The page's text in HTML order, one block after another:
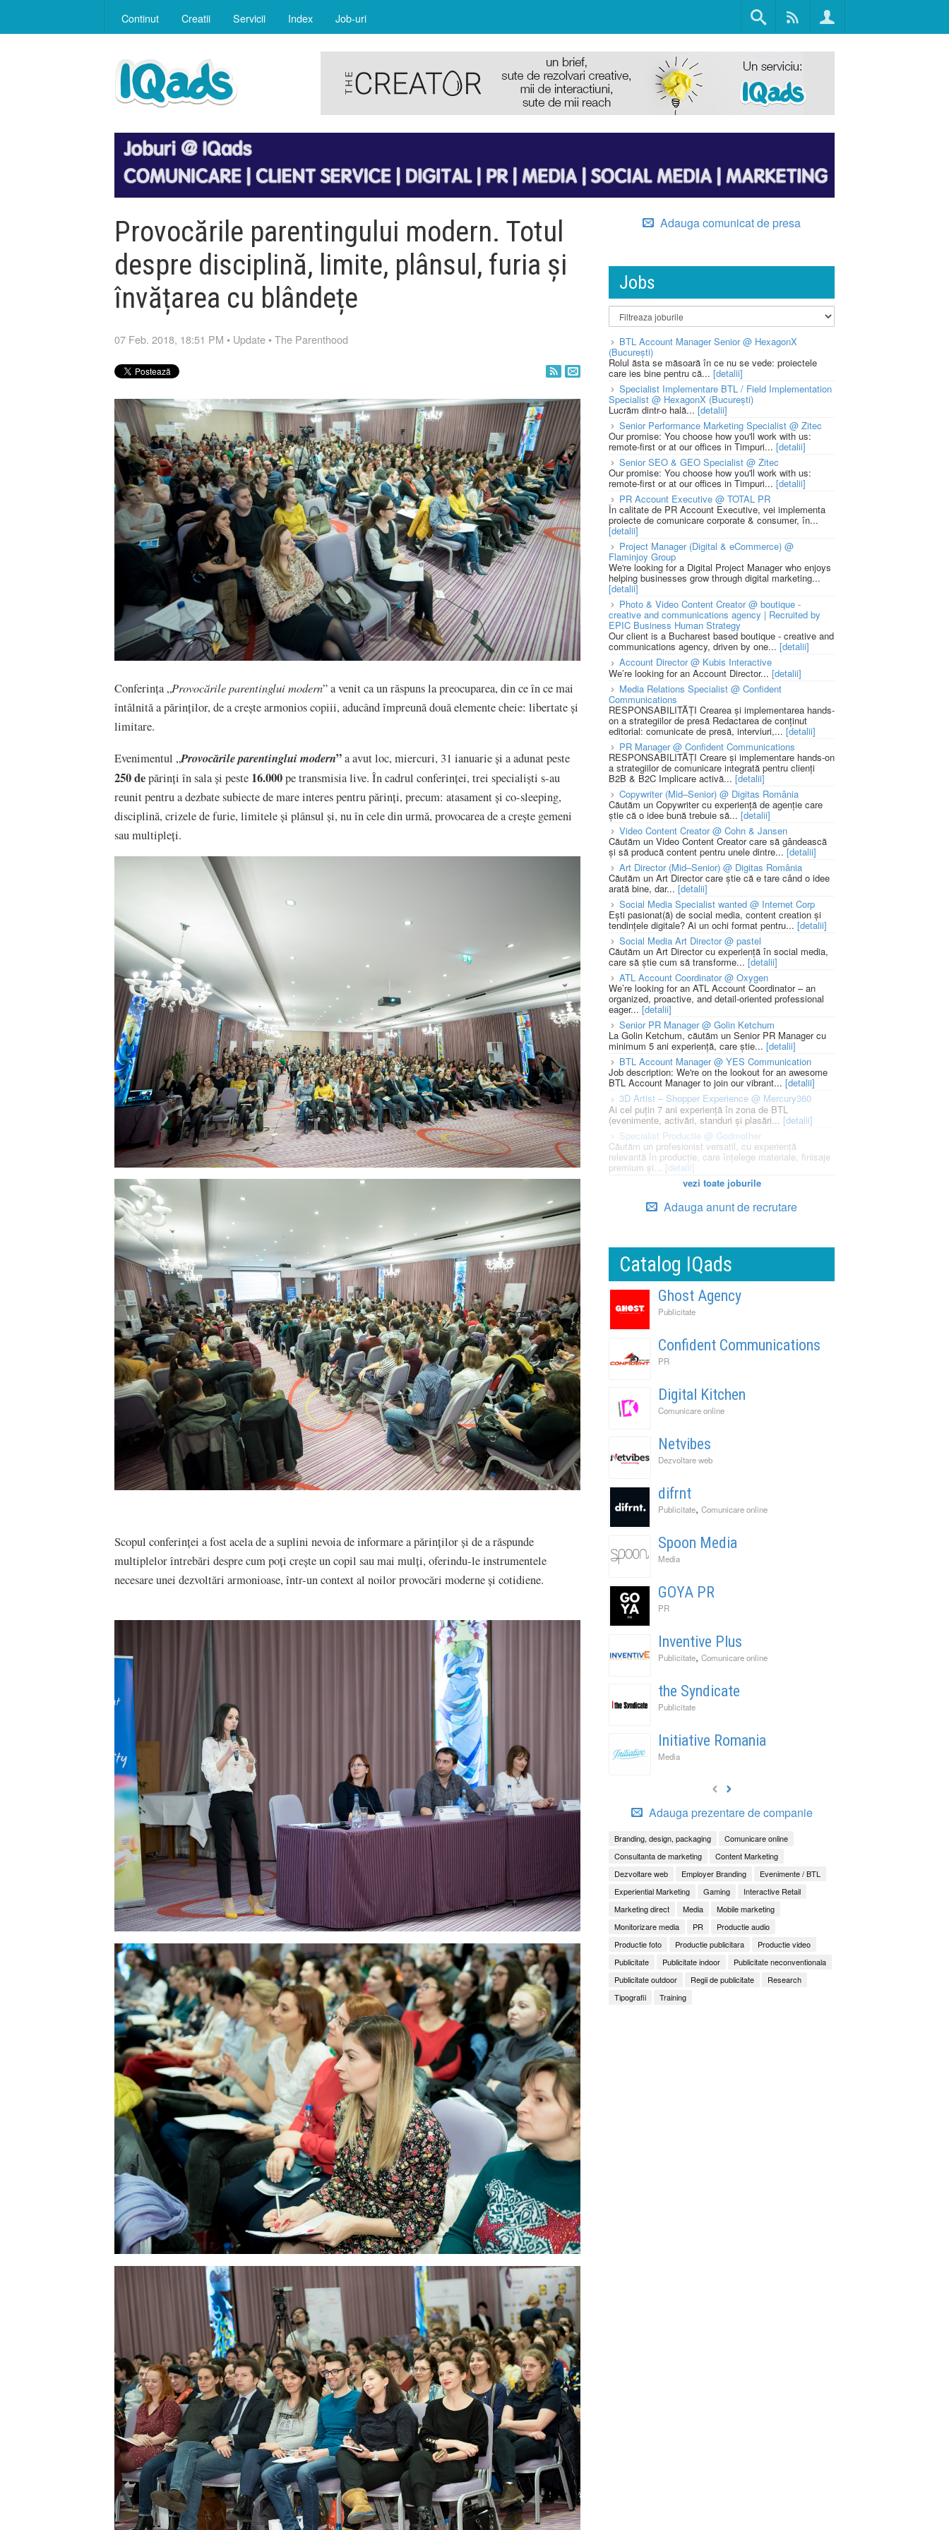
Continut Creatii Servicii Index Job-uri
Provocările parentingului modern. Totul
despre disciplină, limite, plânsul, furia și
învățarea cu blândețe
07 Feb. 2018, 18:51 PM • Update •The Parenthood
Conferința „Provocările parentinglui modern” a venit ca un răspuns la preocuparea, din ce în ce mai
întâlnită a părinților, de a crește armonios copiii, aducând împreună două elemente cheie: libertate și
limitare.
Evenimentul „Provocările parentinglui modern”a avut loc, miercuri, 31 ianuarie și a adunat peste
250 depărinți în sala și peste 16.000pe transmisia live. În cadrul conferinței, trei specialiști s-au
reunit pentru a dezbate subiecte de mare interes pentru părinți, precum: atasament și co-sleeping,
disciplină, crizele de furie, limitele și plânsul și, nu în cele din urmă, provocarea de a crește gemeni
sau multipleți.
Scopul conferinței a fost acela de a suplini nevoia de informare a părinților și de a răspunde
multiplelor întrebări despre cum poți crește un copil sau mai mulți, oferindu-le instrumentele
necesare unei dezvoltări armonioase, într-un context al noilor provocări moderne și cotidiene.
Adauga comunicat de presa
Jobs
BTL Account Manager Senior @ HexagonX
(București)
Rolul ăsta se măsoară în ce nu se vede: proiectele
care ies bine pentru că... [detalii]
Specialist Implementare BTL / Field Implementation
Specialist @ HexagonX (București)
Lucrăm dintr-o hală... [detalii]
Senior Performance Marketing Specialist @ Zitec
Our promise: You choose how you'll work with us:
remote-first or at our offices in Timpuri... [detalii]
Senior SEO & GEO Specialist @ Zitec
Our promise: You choose how you'll work with us:
remote-first or at our offices in Timpuri... [detalii]
PR Account Executive @ TOTAL PR
În calitate de PR Account Executive, vei implementa
proiecte de comunicare corporate & consumer, în...
[detalii]
Project Manager (Digital & eCommerce) @
Flaminjoy Group
We're looking for a Digital Project Manager who enjoys
helping businesses grow through digital marketing...
[detalii]
Photo & Video Content Creator @ boutique -
creative and communications agency | Recruited by
EPIC Business Human Strategy
Our client is a Bucharest based boutique - creative and
communications agency, driven by one... [detalii]
Account Director @ Kubis Interactive
We’re looking for an Account Director... [detalii]
Media Relations Specialist @ Confident
Communications
RESPONSABILITĂȚI Crearea și implementarea hands-
on a strategiilor de presă Redactarea de conținut
editorial: comunicate de presă, interviuri,... [detalii]
PR Manager @ Confident Communications
RESPONSABILITĂȚI Creare și implementare hands-on
a strategiilor de comunicare integrată pentru clienți
B2B & B2C Implicare activă... [detalii]
Copywriter (Mid–Senior) @ Digitas România
Căutăm un Copywriter cu experiență de agenție care
știe că o idee bună trebuie să... [detalii]
Video Content Creator @ Cohn & Jansen
Căutăm un Video Content Creator care să gândească
și să producă content pentru unele dintre...[detalii]
Art Director (Mid–Senior) @ Digitas România
Căutăm un Art Director care știe că e tare când o idee
arată bine, dar... [detalii]
Social Media Specialist wanted @ Internet Corp
Ești pasionat(ă) de social media, content creation și
tendințele digitale? Ai un ochi format pentru... [detalii]
Social Media Art Director @ pastel
Căutăm un Art Director cu experiență în social media,
care să știe cum să transforme... [detalii]
ATL Account Coordinator @ Oxygen
We’re looking for an ATL Account Coordinator – an
organized, proactive, and detail-oriented professional
eager... [detalii]
Senior PR Manager @ Golin Ketchum
La Golin Ketchum, căutăm un Senior PR Manager cu
minimum 5 ani experiență, care știe... [detalii]
BTL Account Manager @ YES Communication
Job description: We're on the lookout for an awesome
BTL Account Manager to join our vibrant... [detalii]
3D Artist – Shopper Experience @ Mercury360
Ai cel puțin 7 ani experiență în zona de BTL
(evenimente, activări, standuri și plasări... [detalii]
Specialist Productie @ Godmother
Căutăm un profesionist versatil, cu experiență
relevantă în producție, care înțelege materiale, finisaje
premium și... [detalii]
vezi toate joburile
Adauga anunt de recrutare
Catalog IQads
Ghost Agency
Publicitate
Confident Communications
PR
Digital Kitchen
Comunicare online
Netvibes
Dezvoltare web
difrnt
Publicitate, Comunicare online
Spoon Media
Media
GOYA PR
PR
Inventive Plus
Publicitate, Comunicare online
the Syndicate
Publicitate
Initiative Romania
Media
Adauga prezentare de companie
Branding, design, packaging
Comunicare online
Consultanta de marketing
Content Marketing
Dezvoltare web
Employer Branding
Evenimente / BTL
Experiential Marketing
Gaming
Interactive Retail
Marketing direct
Media
Mobile marketing
Monitorizare media
PR
Productie audio
Productie foto
Productie publicitara
Productie video
Publicitate
Publicitate indoor
Publicitate neconventionala
Publicitate outdoor
Regii de publicitate
Research
Tipografii
Training